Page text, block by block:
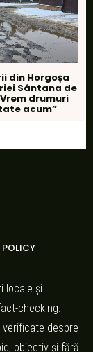
din Horgoșa
Sântana de
drumuri
acum”
locale și
checking.
despre
obiectiv și fără